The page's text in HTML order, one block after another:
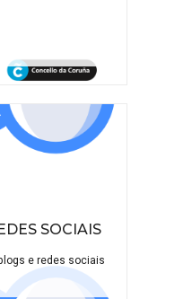
SOCIAIS
e redes sociais